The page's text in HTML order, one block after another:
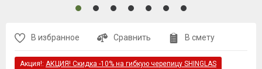
В избранное Сравнить В смету
Акция!: АКЦИЯ! Скидка -10% на гибкую черепицу SHINGLAS